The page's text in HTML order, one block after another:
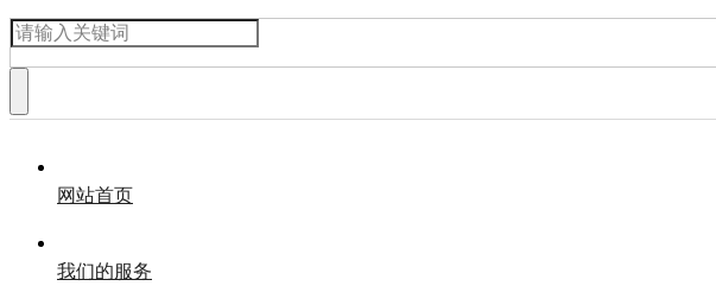
网站首页
我们的服务